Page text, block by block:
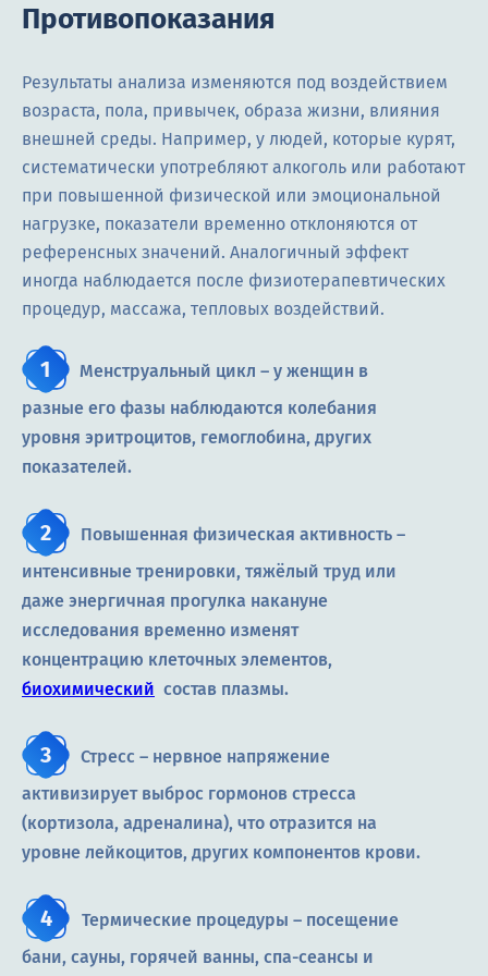
Противопоказания
Результаты анализа изменяются под воздействием
возраста, пола, привычек, образа жизни, влияния
внешней среды. Например, у людей, которые курят,
систематически употребляют алкоголь или работают
при повышенной физической или эмоциональной
нагрузке, показатели временно отклоняются от
референсных значений. Аналогичный эффект
иногда наблюдается после физиотерапевтических
процедур, массажа, тепловых воздействий.
Менструальный цикл – у женщин в
разные его фазы наблюдаются колебания
уровня эритроцитов, гемоглобина, других
показателей.
Повышенная физическая активность –
интенсивные тренировки, тяжёлый труд или
даже энергичная прогулка накануне
исследования временно изменят
концентрацию клеточных элементов,
биохимический состав плазмы.
Стресс – нервное напряжение
активизирует выброс гормонов стресса
(кортизола, адреналина), что отразится на
уровне лейкоцитов, других компонентов крови.
Термические процедуры – посещение
бани, сауны, горячей ванны, спа-сеансы и